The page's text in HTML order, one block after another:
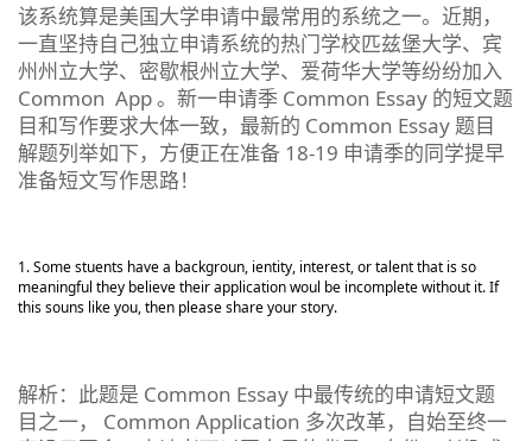
该系统算是美国大学申请中最常用的系统之一。近期，
一直坚持自己独立申请系统的热门学校匹兹堡大学、宾
州州立大学、密歇根州立大学、爱荷华大学等纷纷加入
Common App 。新一申请季 Common Essay 的短文题
目和写作要求大体一致，最新的 Common Essay 题目
解题列举如下，方便正在准备 18-19 申请季的同学提早
准备短文写作思路！
Some stuents have a backgroun, ientity, interest, or talent that is so
meaningful they believe their application woul be incomplete without it. If
this souns like you, then please share your story.
解析：此题是 Common Essay 中最传统的申请短文题
目之一， Common Application 多次改革，自始至终一